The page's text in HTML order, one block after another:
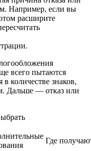
Например, если вы
расширите
всего пытаются
количестве знаков,
Дальше — отказ или
Где